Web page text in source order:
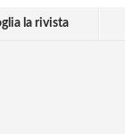
la rivista